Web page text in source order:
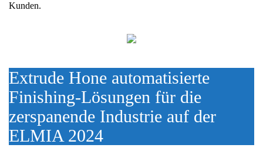
Kunden.
Extrude Hone automatisierte
Finishing-Lösungen für die
zerspanende Industrie auf der
ELMIA 2024